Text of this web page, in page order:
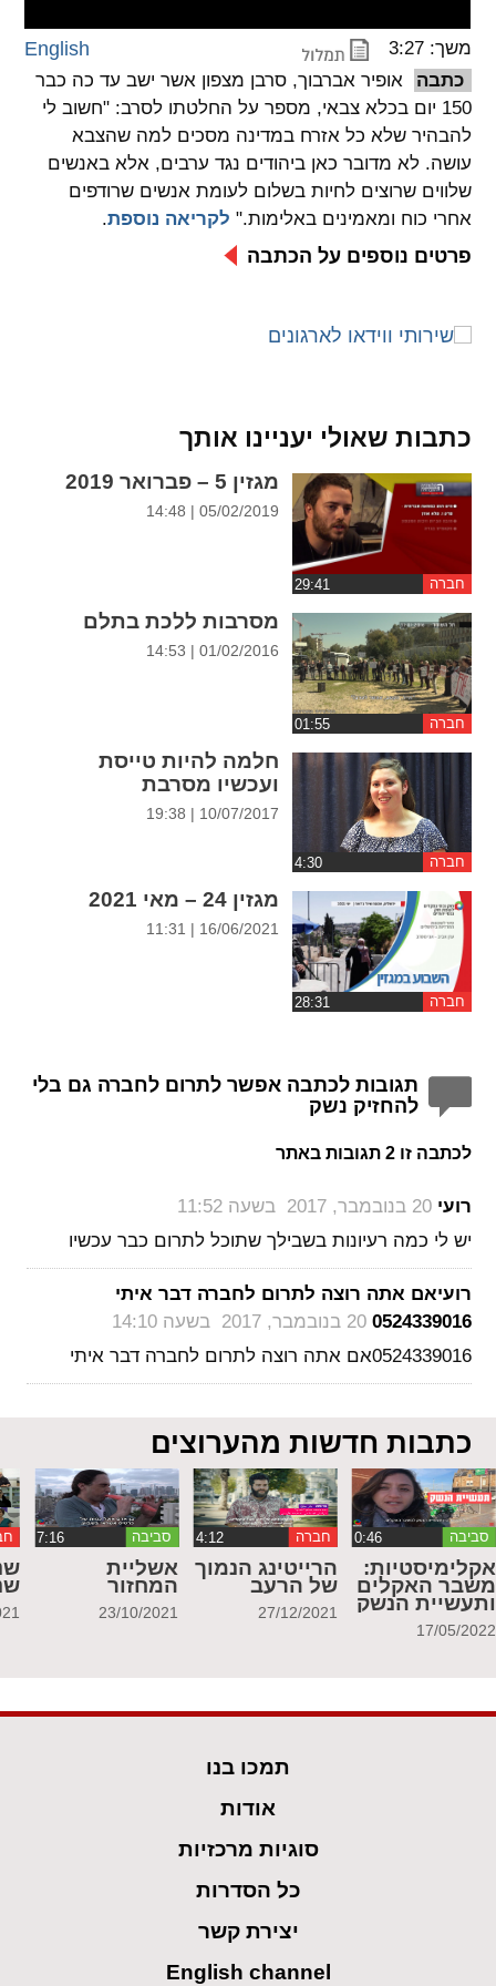
ניגודיות צבעים
brightness_high
ניגודיות בהירה
brightness_low
ניגודיות כהה
format_underlined
cached
כל
ההגדרות
flag
השארת
משוב
משך: 3:27 English
כתבה
אופיר אברבוך, סרבן מצפון אשר ישב עד כה כבר
150 יום בכלא צבאי, מספר על החלטתו לסרב: "חשוב לי
להבהיר שלא כל אזרח במדינה מסכים למה שהצבא
עושה. לא מדובר כאן ביהודים נגד ערבים, אלא באנשים
שלווים שרוצים לחיות בשלום לעומת אנשים שרודפים
אחרי כוח ומאמינים באלימות." לקריאה נוספת.
פרטים נוספים על הכתבה
כתבות שאולי יעניינו אותך
חברה
מגזין 5 – פברואר 2019
05/02/2019 | 14:48
חברה
מסרבות ללכת בתלם
01/02/2016 | 14:53
חברה
חלמה להיות טייסת
ועכשיו מסרבת
10/07/2017 | 19:38
חברה
מגזין 24 – מאי 2021
16/06/2021 | 11:31
תגובות לכתבה אפשר לתרום לחברה גם בלי
להחזיק נשק
לכתבה זו 2 תגובות באתר
רועי ‏20 בנובמבר, 2017 בשעה 11:52
יש לי כמה רעיונות בשבילך שתוכל לתרום כבר עכשיו
רועיאם אתה רוצה לתרום לחברה דבר איתי
0524339016
‏20 בנובמבר, 2017 בשעה 14:10
0524339016אם אתה רוצה לתרום לחברה דבר איתי
כתבות חדשות מהערוצים
סביבה
אקלימיסטיות:
משבר האקלים
ותעשיית הנשק
17/05/2022
חברה ‏4:12
הרייטינג הנמוך
של הרעב
27/12/2021
סביבה
אשליית
המחזור
23/10/2021
תמכו בנו
אודות
סוגיות מרכזיות
כל הסדרות
יצירת קשר
English channel